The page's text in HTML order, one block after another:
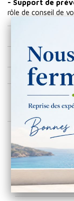
- Support de
rôle de conseil de
1
Colis :
Détails du